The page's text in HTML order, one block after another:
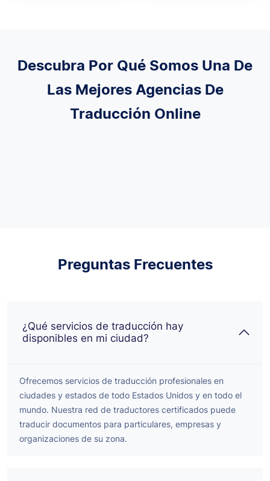
Descubra Por Qué Somos Una De
Las Mejores Agencias De
Traducción Online
Preguntas Frecuentes
¿Qué servicios de traducción hay
disponibles en mi ciudad?
Ofrecemos servicios de traducción profesionales en
ciudades y estados de todo Estados Unidos y en todo el
mundo. Nuestra red de traductores certificados puede
traducir documentos para particulares, empresas y
organizaciones de su zona.